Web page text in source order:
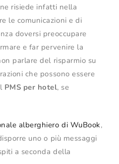
risiede infatti nella
le comunicazioni e di
doversi preoccupare
e far pervenire la
parlare del risparmio su
che possono essere
PMS per hotel, se
alberghiero di WuBook,
uno o più messaggi
a seconda della